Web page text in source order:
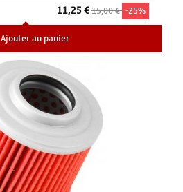
11,25 €15,00 € -25%
Ajouter au panier